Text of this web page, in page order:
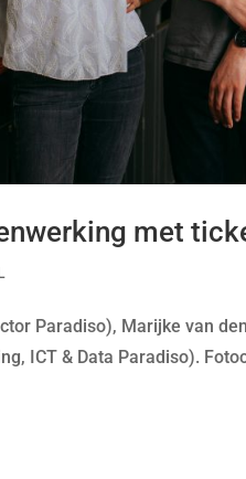
met
Paradiso), Marijke van
ICT & Data Paradiso).